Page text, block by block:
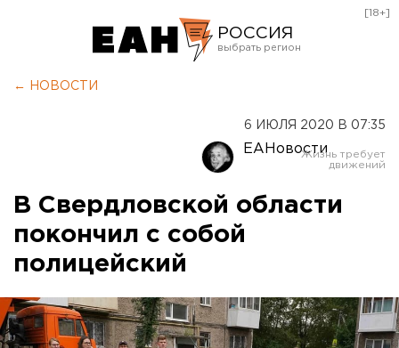
РОССИЯ
Оренбург
[18+]
← НОВОСТИ
6 ИЮЛЯ 2020 В 07:35
ЕАНовости
В Свердловской области
покончил с собой
полицейский